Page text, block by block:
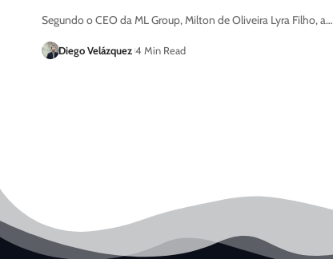
Segundo o CEO da ML Group, Milton de Oliveira Lyra Filho, a…
Diego Velázquez 4 Min Read